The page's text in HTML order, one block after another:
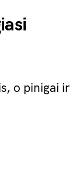
o pinigai ir